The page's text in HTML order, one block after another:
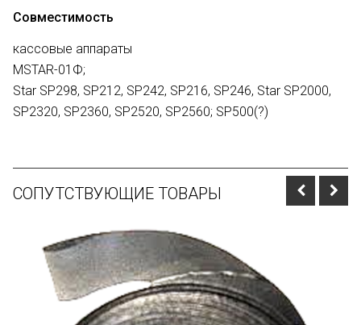
Совместимость
кассовые аппараты
MSTAR-01Ф;
Star SP298, SP212, SP242, SP216, SP246, Star SP2000,
SP2320, SP2360, SP2520, SP2560; SP500(?)
СОПУТСТВУЮЩИЕ ТОВАРЫ